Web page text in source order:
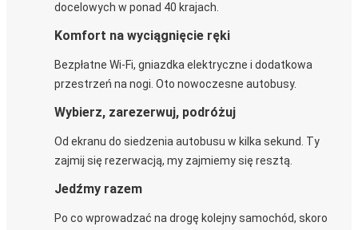
docelowych w ponad 40 krajach.
Komfort na wyciągnięcie ręki
Bezpłatne Wi-Fi, gniazdka elektryczne i dodatkowa
przestrzeń na nogi. Oto nowoczesne autobusy.
Wybierz, zarezerwuj, podróżuj
Od ekranu do siedzenia autobusu w kilka sekund. Ty
zajmij się rezerwacją, my zajmiemy się resztą.
Jedźmy razem
Po co wprowadzać na drogę kolejny samochód, skoro